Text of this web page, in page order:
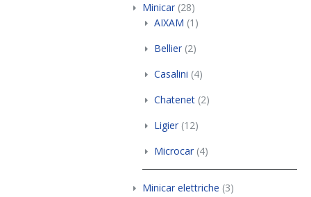
Minicar (28)
AIXAM (1)
Bellier (2)
Casalini (4)
Chatenet (2)
Ligier (12)
Microcar (4)
Minicar elettriche (3)